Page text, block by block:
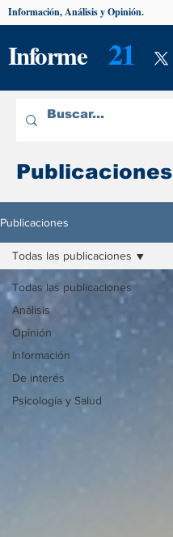
Informe 21
Información, Análisis y Opinión.
Publicaciones
Publicaciones
Todas las publicaciones
Análisis
Opinión
Información
De interés
Psicología y Salud
Todas las publicaciones